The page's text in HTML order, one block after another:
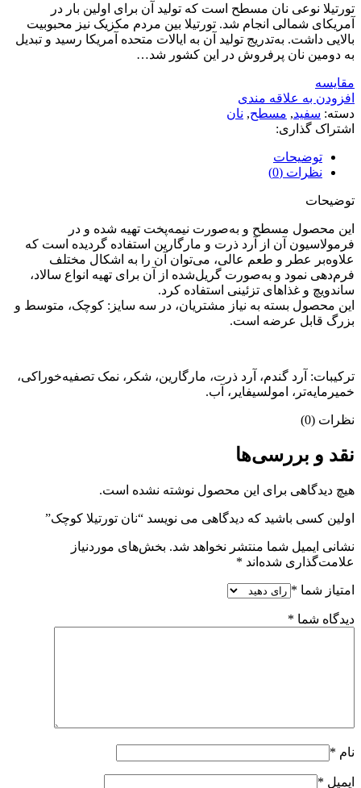
تورتیلا نوعی نان مسطح است که تولید آن برای اولین بار در
آمریکای شمالی انجام شد. تورتیلا بین مردم مکزیک نیز محبوبیت
بالایی داشت. به‌تدریج تولید آن به ایالات متحده آمریکا رسید و تبدیل
به دومین نان پرفروش در این کشور شد…
مقایسه
افزودن به علاقه مندی
دسته: سفید, مسطح, نان
اشتراک گذاری:
توضیحات
نظرات (0)
توضیحات
این محصول مسطح و به‌صورت نیمه‌پخت تهیه شده و در
فرمولاسیون آن از آرد ذرت و مارگارین استفاده گردیده است که
علاوه‌بر عطر و طعم عالی، می‌توان آن را به اشکال مختلف
فرم‌دهی نمود و به‌صورت گریل‌شده از آن برای تهیه انواع سالاد،
ساندویچ و غذاهای تزئینی استفاده کرد.
این محصول بسته به نیاز مشتریان، در سه سایز: کوچک، متوسط و
بزرگ قابل عرضه است.
ترکیبات: آرد گندم، آرد ذرت، مارگارین، شکر، نمک تصفیه‌خوراکی،
خمیرمایه‌تر، امولسیفایر، آب.
نظرات (0)
نقد و بررسی‌ها
هیچ دیدگاهی برای این محصول نوشته نشده است.
اولین کسی باشید که دیدگاهی می نویسد “نان تورتیلا کوچک”
نشانی ایمیل شما منتشر نخواهد شد. بخش‌های موردنیاز
علامت‌گذاری شده‌اند *
امتیاز شما *
دیدگاه شما *
نام *
ایمیل *